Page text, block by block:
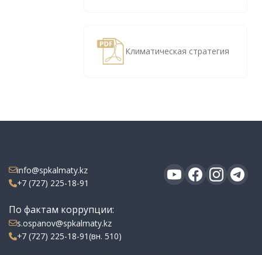
Климатическая стратегия
info@spkalmaty.kz
+7 (727) 225-18-91
По фактам коррупции:
s.ospanov@spkalmaty.kz
+7 (727) 225-18-91(вн. 510)